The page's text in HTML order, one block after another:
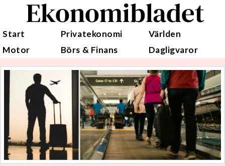
Ekonomibladet
Start Privatekonomi
Världen
Motor
Börs & Finans Dagligvaror